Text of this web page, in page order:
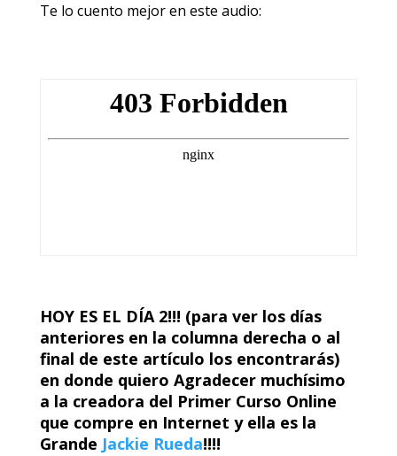
Te lo cuento mejor en este audio:
HOY ES EL DÍA 2!!! (para ver los días
anteriores en la columna derecha o al
final de este artículo los encontrarás)
en donde quiero Agradecer muchísimo
a la creadora del Primer Curso Online
que compre en Internet y ella es la
Grande Jackie Rueda!!!!